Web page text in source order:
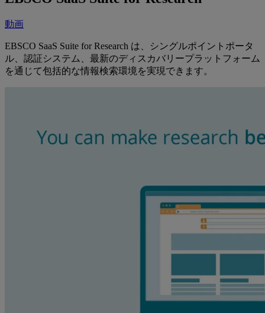
動画
EBSCO SaaS Suite for Research は、シングルポイントポータ
ル、認証システム、最新のディスカバリープラットフォーム
を通じて包括的な情報検索環境を実現できます。